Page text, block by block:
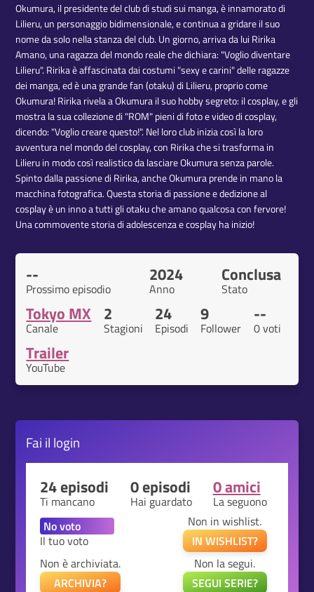
Okumura, il presidente del club di studi sui manga, è innamorato di
Lilieru, un personaggio bidimensionale, e continua a gridare il suo
nome da solo nella stanza del club. Un giorno, arriva da lui Ririka
Amano, una ragazza del mondo reale che dichiara: "Voglio diventare
Lilieru". Ririka è affascinata dai costumi "sexy e carini" delle ragazze
dei manga, ed è una grande fan (otaku) di Lilieru, proprio come
Okumura! Ririka rivela a Okumura il suo hobby segreto: il cosplay, e gli
mostra la sua collezione di "ROM" pieni di foto e video di cosplay,
dicendo: "Voglio creare questo!". Nel loro club inizia così la loro
avventura nel mondo del cosplay, con Ririka che si trasforma in
Lilieru in modo così realistico da lasciare Okumura senza parole.
Spinto dalla passione di Ririka, anche Okumura prende in mano la
macchina fotografica. Questa storia di passione e dedizione al
cosplay è un inno a tutti gli otaku che amano qualcosa con fervore!
Una commovente storia di adolescenza e cosplay ha inizio!
--
Prossimo episodio
2024
Anno
Conclusa
Stato
Tokyo MX
Canale
2
Stagioni
24
Episodi
9
Follower
--
0 voti
Trailer
YouTube
Fai il login
24 episodi
Ti mancano
0 episodi
Hai guardato
0 amici
La seguono
Il tuo voto
Non in wishlist.
IN WISHLIST?
Non è archiviata.
ARCHIVIA?
Non la segui.
SEGUI SERIE?